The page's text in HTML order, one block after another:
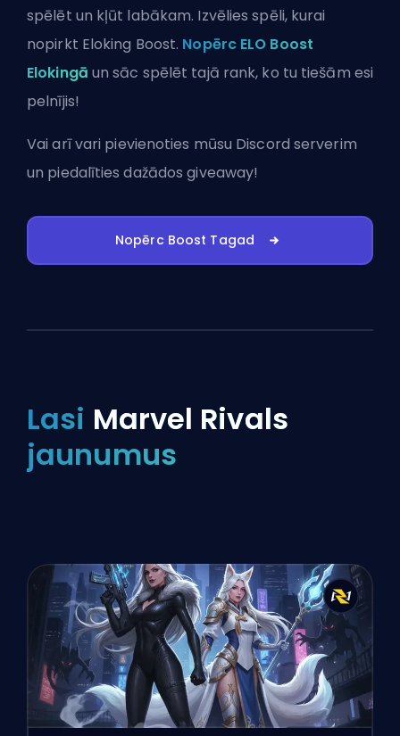
spēlēt un kļūt labākam. Izvēlies spēli, kurai
nopirkt Eloking Boost. Nopērc ELO Boost
Elokingā un sāc spēlēt tajā rank, ko tu tiešām esi
pelnījis!
Vai arī vari pievienoties mūsu Discord serverim
un piedalīties dažādos giveaway!
Nopērc Boost Tagad
Lasi Marvel Rivals
jaunumus